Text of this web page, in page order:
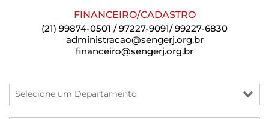
FINANCEIRO/CADASTRO
(21) 99874-0501 / 97227-9091/ 99227-6830
administracao@sengerj.org.br
financeiro@sengerj.org.br